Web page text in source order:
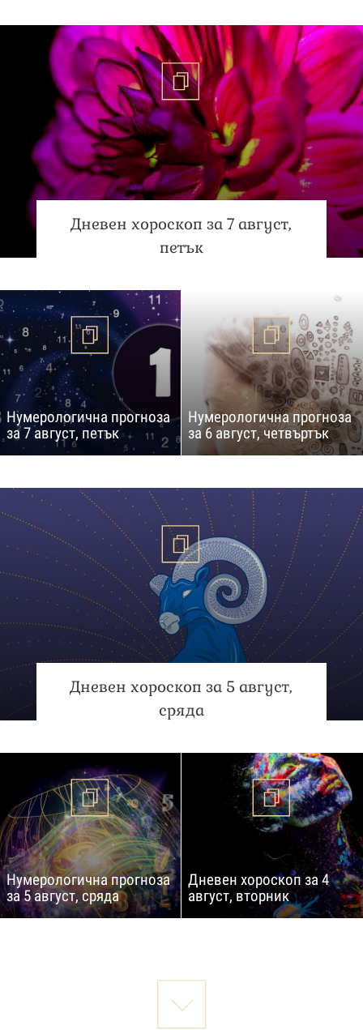
Дневен хороскоп за 7 август,
петък
Нумерологична прогноза
за 7 август, петък
Нумерологична прогноза
за 6 август, четвъртък
Дневен хороскоп за 5 август,
сряда
Нумерологична прогноза
за 5 август, сряда
Дневен хороскоп за 4
август, вторник